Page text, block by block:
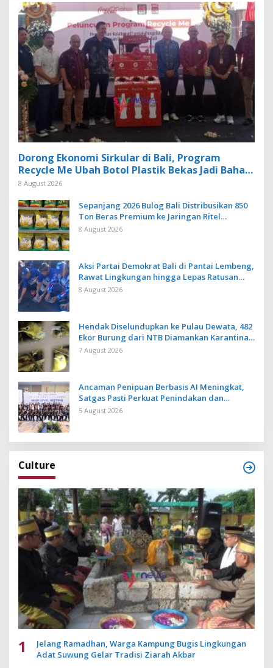
Dorong Ekonomi Sirkular di Bali, Program
Recycle Me Ubah Botol Plastik Bekas Jadi Bahan
Baku Baru
8 August 2026
Sepanjang 2026 Bulog Bali Distribusikan 850
Ton Beras Premium ke Jaringan Ritel
Moderen
8 August 2026
Aksi Partai Demokrat Bali di Pantai Lembeng,
Rawat Lingkungan hingga Lepas Ratusan
Tukik Bedawang Nala
8 August 2026
Hendak Diselundupkan ke Pulau Dewata, 482
Ekor Burung dari NTB Diamankan Karantina
Bali
7 August 2026
Ancaman Penipuan Berbasis AI Meningkat,
Satgas Pasti Perkuat Penindakan dan
Pengembangan Aplikasi Anti Penipuan
5 August 2026
Culture
1
Jelang Ramadhan, Warga Kampung Bugis Lingkungan
Adat Suwung Gelar Tradisi Ziarah Akbar